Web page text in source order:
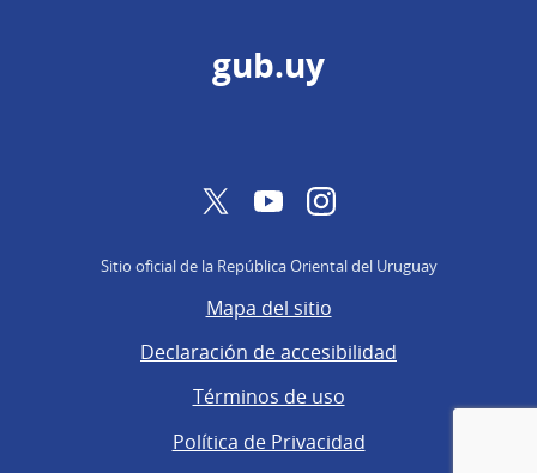
gub.uy
TwitterYouTubeInstagram
Sitio oficial de la República Oriental del Uruguay
Mapa del sitio
Declaración de accesibilidad
Términos de uso
Política de Privacidad